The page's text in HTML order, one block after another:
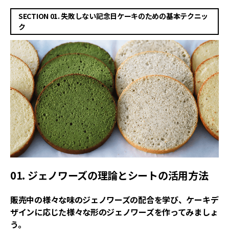
SECTION 01. 失敗しない記念日ケーキのための基本テクニッ
ク
01. ジェノワーズの理論とシートの活用方法
販売中の様々な味のジェノワーズの配合を学び、ケーキデ
ザインに応じた様々な形のジェノワーズを作ってみましょ
う。